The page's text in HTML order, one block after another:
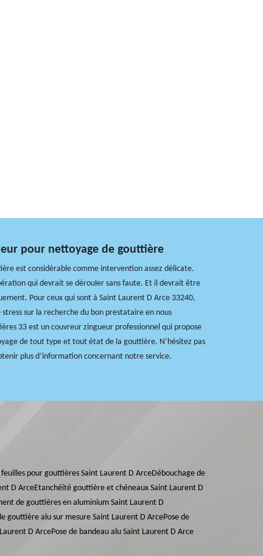
pour nettoyage de gouttière
est considérable comme intervention assez délicate.
qui devrait se dérouler sans faute. Et il devrait être
Pour ceux qui sont à Saint Laurent D Arce 33240,
sur la recherche du bon prestataire en nous
33 est un couvreur zingueur professionnel qui propose
de tout type et tout état de la gouttière. N’hésitez pas
plus d’information concernant notre service.
pour gouttières Saint Laurent D ArceDébouchage de
D ArceEtanchéité gouttière et chéneaux Saint Laurent D
de gouttières en aluminium Saint Laurent D
gouttière alu sur mesure Saint Laurent D ArcePose de
D ArcePose de bandeau alu Saint Laurent D Arce